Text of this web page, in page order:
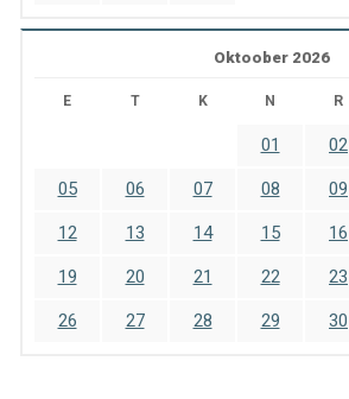
Oktoober 2026
E T K N R
01 02
05 06 07 08 09
12 13 14 15 16
19 20 21 22 23
26 27 28 29 30